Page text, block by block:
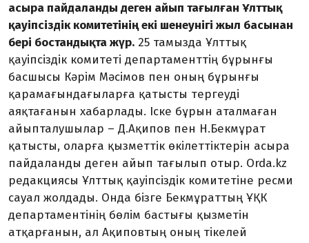
асыра пайдаланды деген айып тағылған Ұлттық
қауіпсіздік комитетінің екі шенеунігі жыл басынан
бері бостандықта жүр. 25 тамызда Ұлттық
қауіпсіздік комитеті департаменттің бұрынғы
басшысы Кәрім Мәсімов пен оның бұрынғы
қарамағындағыларға қатысты тергеуді
аяқтағанын хабарлады. Іске бұрын аталмаған
айыпталушылар – Д.Ақипов пен Н.Бекмұрат
қатысты, оларға қызметтік өкілеттіктерін асыра
пайдаланды деген айып тағылып отыр. Orda.kz
редакциясы Ұлттық қауіпсіздік комитетіне ресми
сауал жолдады. Онда бізге Бекмұраттың ҰҚК
департаментінің бөлім бастығы қызметін
атқарғанын, ал Ақиповтың оның тікелей